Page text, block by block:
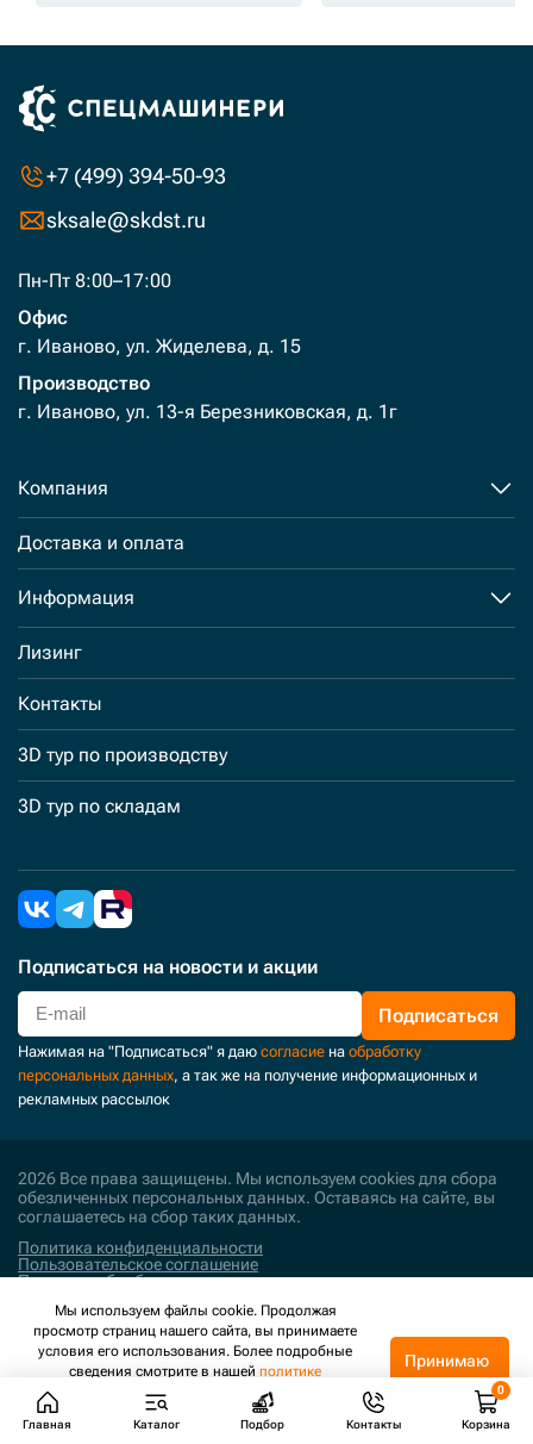
+7 (499) 394-50-93
sksale@skdst.ru
Пн-Пт 8:00–17:00
Офис
г. Иваново, ул. Жиделева, д. 15
Производство
г. Иваново, ул. 13-я Березниковская, д. 1г
Компания
Доставка и оплата
Информация
Лизинг
Контакты
3D тур по производству
3D тур по складам
Подписаться на новости и акции
Подписаться
Нажимая на "Подписаться" я даю согласие на обработку
персональных данных, а так же на получение информационных и
рекламных рассылок
2026 Все права защищены. Мы используем cookies для сбора
обезличенных персональных данных. Оставаясь на сайте, вы
соглашаетесь на сбор таких данных.
Политика конфиденциальности
Пользовательское соглашение
Политика обработки персональных данных
Поддержка и развитие
Главная Каталог Подбор Контакты Корзина
Мы используем файлы cookie. Продолжая
просмотр страниц нашего сайта, вы принимаете
условия его использования. Более подробные
сведения смотрите в нашей политике
конфиденциальности.
Принимаю